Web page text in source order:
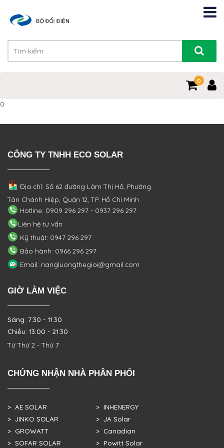
0
0
CÔNG TY TNHH ECO SOLAR
Địa chỉ: Số 62 đường Lâm Thị Hố, Phường
Tân Chánh Hiệp, Quận 12, TP. Hồ Chí Minh
Hotline: 0909 296 297 - 0937 296 297
Liên hệ tư vấn
Kỹ thuật: 0947 296 297
Bảo hành: 0966 296 297
Email: nangluongthegioi@gmail.com
GIỜ LÀM VIỆC
Sáng: 7:30 - 11:30
Chiều: 13:00 - 21:30
Từ Thứ 2 - Thứ 7
CHỨNG NHẬN NHÀ PHÂN PHỐI
> AE SOLAR
> JINKO SOLAR
> GROWATT
> SOFAR SOLAR
> INHENERGY
> JA Solar
> Canadian
> Powitt Solar